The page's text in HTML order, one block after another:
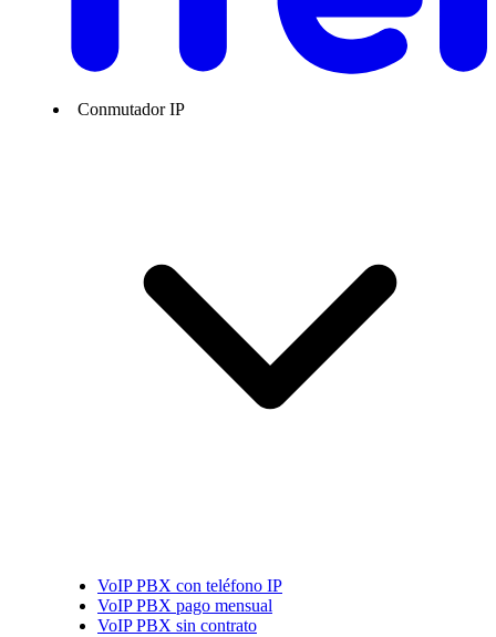
Conmutador IP
VoIP PBX con teléfono IP
VoIP PBX pago mensual
VoIP PBX sin contrato